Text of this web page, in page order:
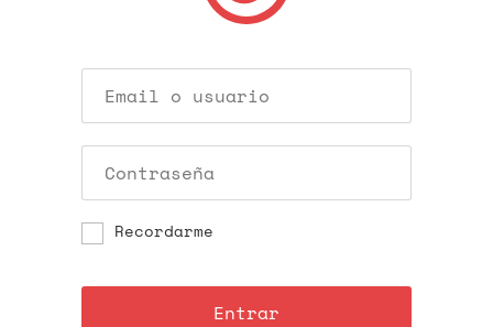
Recordarme
Entrar